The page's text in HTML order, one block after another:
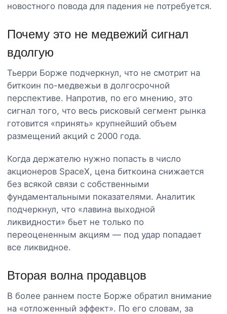
новостного повода для падения не потребуется.
Почему это не медвежий сигнал
вдолгую
Тьерри Борже подчеркнул, что не смотрит на
биткоин по-медвежьи в долгосрочной
перспективе. Напротив, по его мнению, это
сигнал того, что весь рисковый сегмент рынка
готовится «принять» крупнейший объем
размещений акций с 2000 года.
Когда держателю нужно попасть в число
акционеров SpaceX, цена биткоина снижается
без всякой связи с собственными
фундаментальными показателями. Аналитик
подчеркнул, что «лавина выходной
ликвидности» бьет не только по
переоцененным акциям — под удар попадает
все ликвидное.
Вторая волна продавцов
В более раннем посте Борже обратил внимание
на «отложенный эффект». По его словам, за